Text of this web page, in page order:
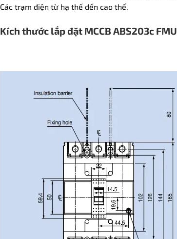
Các trạm điện từ hạ thế đến cao thế.
Kích thước lắp đặt MCCB ABS203c FMU